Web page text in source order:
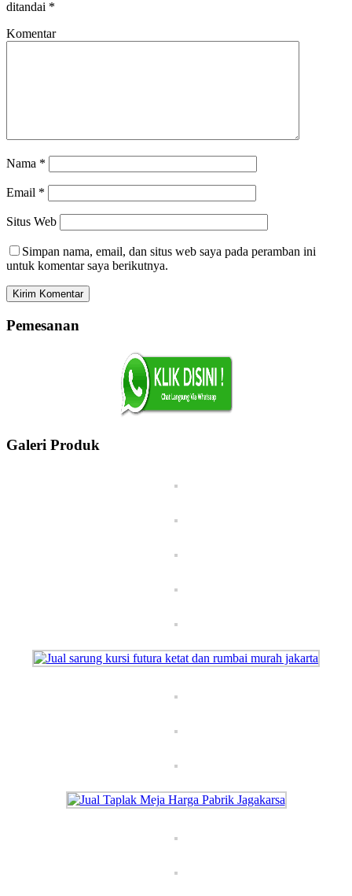
ditandai *
Komentar
Nama *
Email *
Situs Web
Simpan nama, email, dan situs web saya pada peramban ini
untuk komentar saya berikutnya.
Pemesanan
Galeri Produk